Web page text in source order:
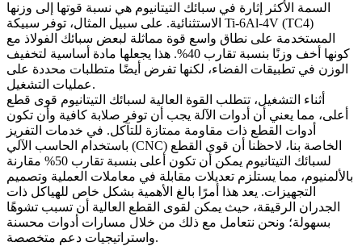
السمة الأكثر إثارة في سبائك التيتانيوم هي نسبة قوتها إلى وزنها
Ti-6Al-4V (TC4)
المستخدمة على نطاق واسع قوة مماثلة لبعض سبائك الفولاذ مع
كونها أخف وزنًا بنسبة تقارب 40%. هذا يجعلها مادة أساسية لتخفيف
الوزن في تطبيقات الفضاء، لكنها تفرض أيضًا متطلبات محددة على
عمليات التشغيل.
أثناء التشغيل، تتطلب القوة العالية لسبائك التيتانيوم قوى قطع
أعلى، مما يعني أن أدوات الآلة يجب أن توفر صلابة كافية وأن تكون
أدوات القطع ذات مقاومة ممتازة للتآكل. في خدمات التفريز
باستخدام الحاسب الآلي (CNC)
لسبائك التيتانيوم يمكن أن تكون أعلى بنسبة تقارب 50% مقارنة
بالألمنيوم، مما يستلزم تعديلات مقابلة في معاملات العملية وتصميم
التجهيزات. يعد هذا أمرًا بالغ الأهمية بشكل خاص للهياكل ذات
الجدران الرقيقة، حيث يمكن لقوى القطع العالية أن تسبب تشوهًا
بسهولة؛ ونحن نتعامل مع ذلك من خلال مسارات أدوات محسنة
واستراتيجيات دعم متخصصة.